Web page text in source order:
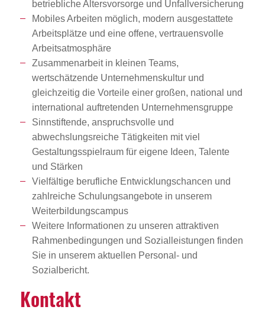
betriebliche Altersvorsorge und Unfallversicherung
Mobiles Arbeiten möglich, modern ausgestattete
Arbeitsplätze und eine offene, vertrauensvolle
Arbeitsatmosphäre
Zusammenarbeit in kleinen Teams,
wertschätzende Unternehmenskultur und
gleichzeitig die Vorteile einer großen, national und
international auftretenden Unternehmensgruppe
Sinnstiftende, anspruchsvolle und
abwechslungsreiche Tätigkeiten mit viel
Gestaltungsspielraum für eigene Ideen, Talente
und Stärken
Vielfältige berufliche Entwicklungschancen und
zahlreiche Schulungsangebote in unserem
Weiterbildungscampus
Weitere Informationen zu unseren attraktiven
Rahmenbedingungen und Sozialleistungen finden
Sie in unserem aktuellen Personal- und
Sozialbericht.
Kontakt